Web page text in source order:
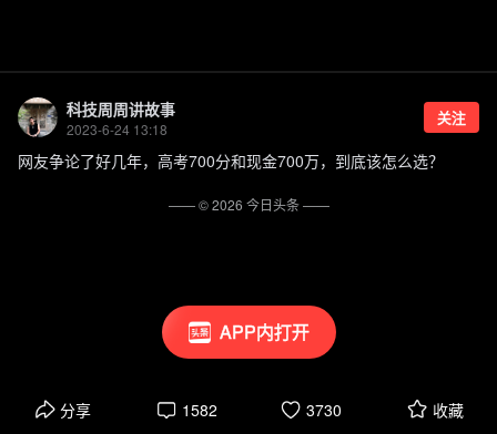
APP内打开
科技周周讲故事
2023-6-24 13:18
关注
网友争论了好几年，高考700分和现金700万，到底该怎么选？
分享 1582 3730 收藏
—— ©2026 今日头条——